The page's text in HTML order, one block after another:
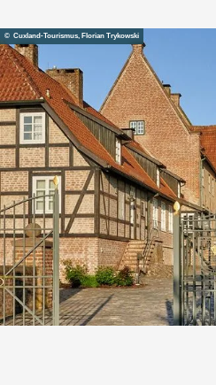
© Cuxland-Tourismus, Florian Trykowski